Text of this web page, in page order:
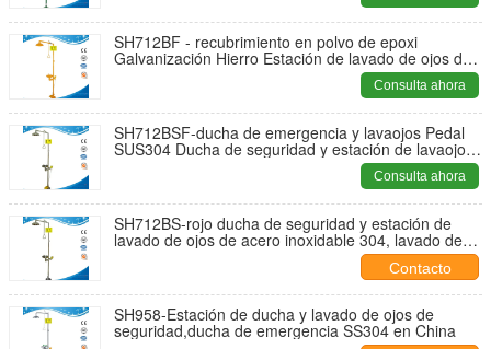
SH712BF - recubrimiento en polvo de epoxi
Galvanización Hierro Estación de lavado de ojos de
la ducha de seguridad Pedal de los pies Lavado de
Consulta ahora
SH712BSF-ducha de emergencia y lavaojos Pedal
SUS304 Ducha de seguridad y estación de lavaojos,
ducha de emergencia y lavaojos SS304Consulta ahora
SH712BS-rojo ducha de seguridad y estación de
lavado de ojos de acero inoxidable 304, lavado de
ojos de emergencia de acero inoxidable 304 en
China, lavado de ojos de laboratorio ANSI Z358.1-
2009!
Contacto
SH958-Estación de ducha y lavado de ojos de
seguridad,ducha de emergencia SS304 en China